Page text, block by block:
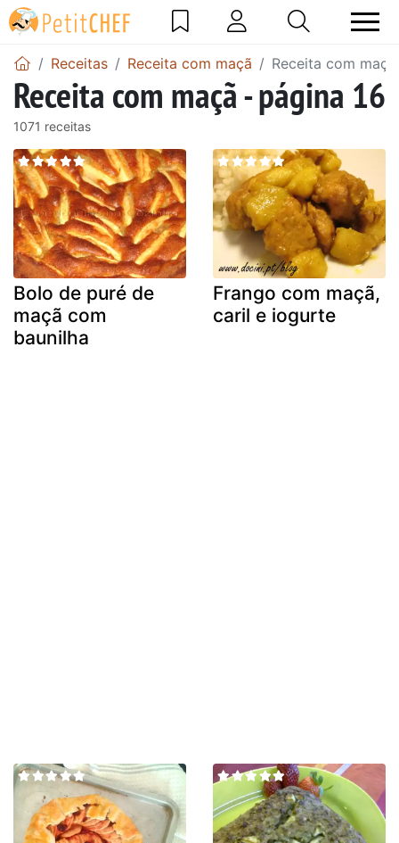
Receitas Receita com maçã Receita com
Receita com maçã - página 16
1071 receitas
Bolo de puré de
maçã com
baunilha
Frango com maçã,
caril e iogurte